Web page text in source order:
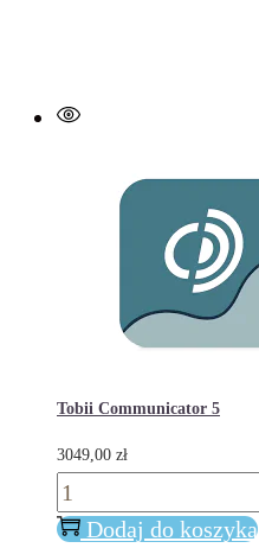
Tobii Communicator 5
3049,00 zł
ilość
TobiiDodaj do koszyka